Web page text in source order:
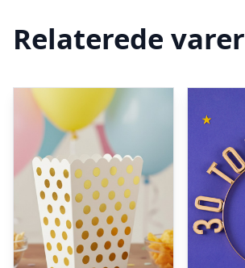
Relaterede varer